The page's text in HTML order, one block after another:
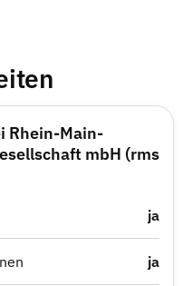
Rhein-Main-
mbH (rms
ja
ja